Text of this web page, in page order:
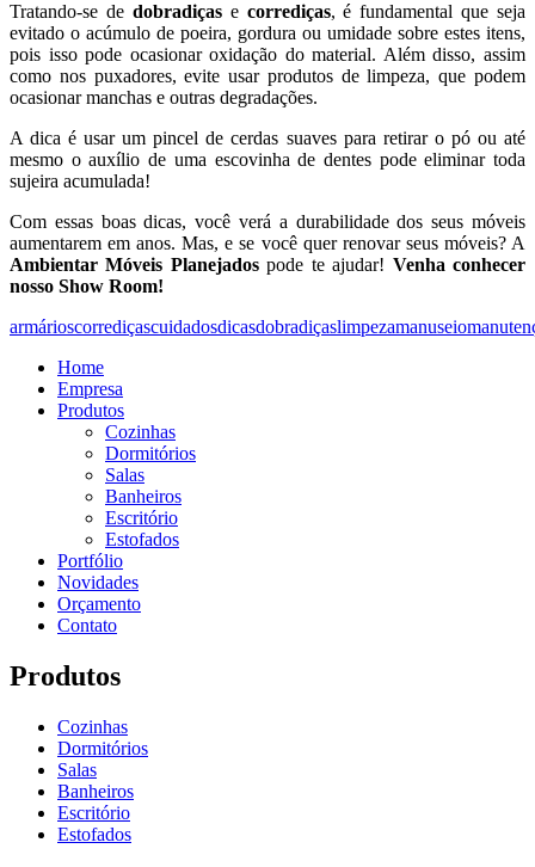
Tratando-se de dobradiçase corrediças, é fundamental que seja
evitado o acúmulo de poeira, gordura ou umidade sobre estes itens,
pois isso pode ocasionar oxidação do material. Além disso, assim
como nos puxadores, evite usar produtos de limpeza, que podem
ocasionar manchas e outras degradações.
A dica é usar um pincel de cerdas suaves para retirar o pó ou até
mesmo o auxílio de uma escovinha de dentes pode eliminar toda
sujeira acumulada!
Com essas boas dicas, você verá a durabilidade dos seus móveis
aumentarem em anos. Mas, e se você quer renovar seus móveis? A
Ambientar Móveis Planejadospode te ajudar! Venha conhecer
nosso Show Room!
armárioscorrediçascuidadosdicasdobradiçaslimpezamanuseio
Home
Empresa
Produtos
Cozinhas
Dormitórios
Salas
Banheiros
Escritório
Estofados
Portfólio
Novidades
Orçamento
Contato
Produtos
Cozinhas
Dormitórios
Salas
Banheiros
Escritório
Estofados